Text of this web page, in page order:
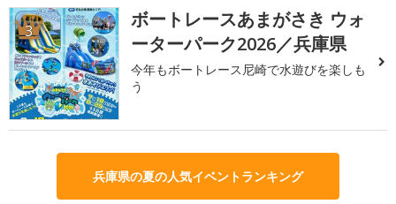
3
ボートレースあまがさき ウォ
ーターパーク2026／兵庫県
今年もボートレース尼崎で水遊びを楽しも
う
兵庫県の夏の人気イベントランキング